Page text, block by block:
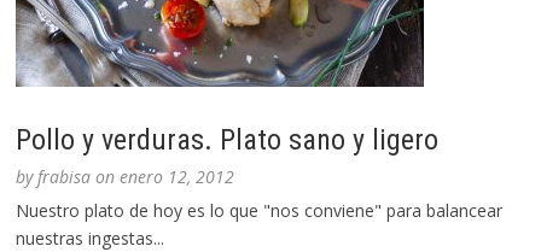
Pollo y verduras. Plato sano y ligero
byfrabisa onenero 12, 2012
Nuestro plato de hoy es lo que "nos conviene" para balancear
nuestras ingestas...